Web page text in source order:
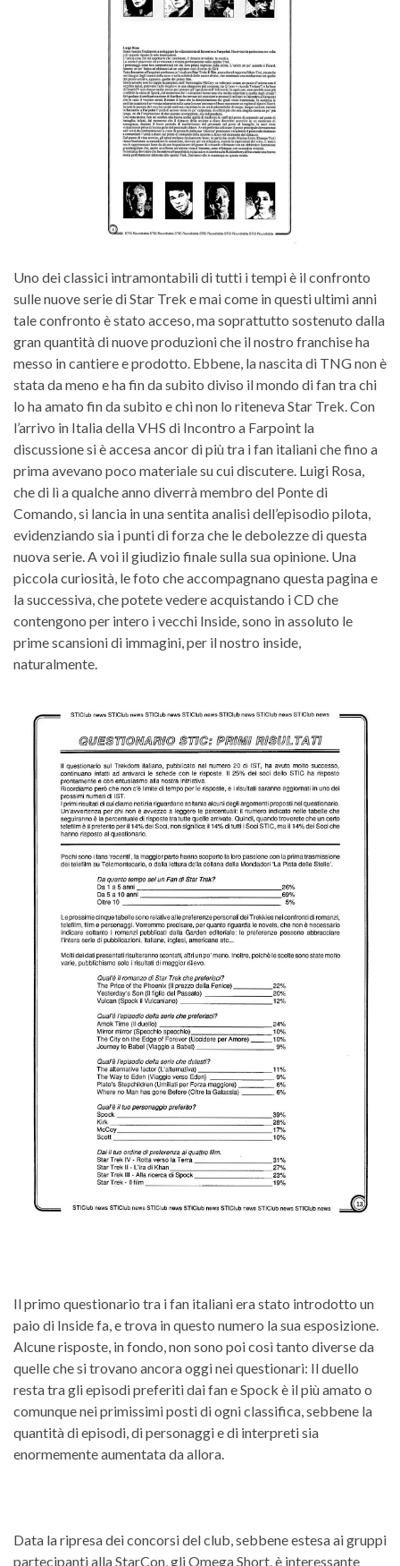
Uno dei classici intramontabili di tutti i tempi è il confronto
sulle nuove serie di Star Trek e mai come in questi ultimi anni
tale confronto è stato acceso, ma soprattutto sostenuto dalla
gran quantità di nuove produzioni che il nostro franchise ha
messo in cantiere e prodotto. Ebbene, la nascita di TNG non è
stata da meno e ha fin da subito diviso il mondo di fan tra chi
lo ha amato fin da subito e chi non lo riteneva Star Trek. Con
l’arrivo in Italia della VHS di Incontro a Farpoint la
discussione si è accesa ancor di più tra i fan italiani che fino a
prima avevano poco materiale su cui discutere. Luigi Rosa,
che di lì a qualche anno diverrà membro del Ponte di
Comando, si lancia in una sentita analisi dell’episodio pilota,
evidenziando sia i punti di forza che le debolezze di questa
nuova serie. A voi il giudizio finale sulla sua opinione. Una
piccola curiosità, le foto che accompagnano questa pagina e
la successiva, che potete vedere acquistando i CD che
contengono per intero i vecchi Inside, sono in assoluto le
prime scansioni di immagini, per il nostro inside,
naturalmente.
Il primo questionario tra i fan italiani era stato introdotto un
paio di Inside fa, e trova in questo numero la sua esposizione.
Alcune risposte, in fondo, non sono poi così tanto diverse da
quelle che si trovano ancora oggi nei questionari: Il duello
resta tra gli episodi preferiti dai fan e Spock è il più amato o
comunque nei primissimi posti di ogni classifica, sebbene la
quantità di episodi, di personaggi e di interpreti sia
enormemente aumentata da allora.
Data la ripresa dei concorsi del club, sebbene estesa ai gruppi
partecipanti alla StarCon, gli Omega Short, è interessante